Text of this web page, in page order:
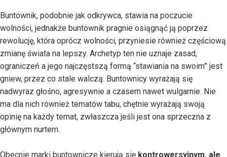
Buntownik, podobnie jak odkrywca, stawia na poczucie
wolności, jednakże buntownik pragnie osiągnąć ją poprzez
rewolucję, która oprócz wolności, przyniesie również częściową
zmianę świata na lepszy. Archetyp ten nie uznaje zasad,
ograniczeń a jego najczęstszą formą “stawiania na swoim” jest
gniew, przez co stale walczą. Buntownicy wyrażają się
nadwyraz głośno, agresywnie a czasem nawet wulgarnie. Nie
ma dla nich również tematów tabu, chętnie wyrażają swoją
opinię na każdy temat, zwłaszcza jeśli jest ona sprzeczna z
głównym nurtem.
Obecnie marki buntownicze kierują się kontrowersyjnym, ale